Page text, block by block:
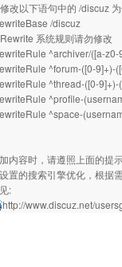
改以下语句中的 /discuz
/discuz
系统规则请勿修改
^archiver/([a-
^forum-([0-9]+)-
^thread-([0-
^profile-
^space-
内容时，请遵照上面的提
置的搜索引擎优化，根据
:
http://www.discuz.net/